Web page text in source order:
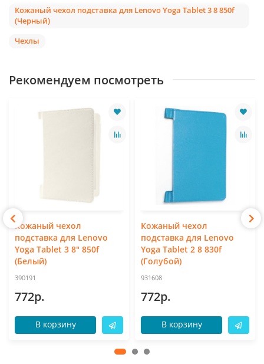
Кожаный чехол подставка для Lenovo Yoga Tablet 3 8 850f
(Черный)
Чехлы
Рекомендуем посмотреть
Кожаный чехол
подставка для Lenovo
Yoga Tablet 3 8" 850f
(Белый)
390191
772р.
В корзину
Кожаный чехол
подставка для Lenovo
Yoga Tablet 2 8 830f
(Голубой)
931608
772р.
В корзину